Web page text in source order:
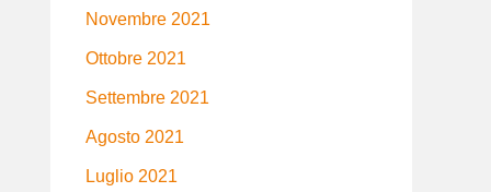
Novembre 2021
Ottobre 2021
Settembre 2021
Agosto 2021
Luglio 2021